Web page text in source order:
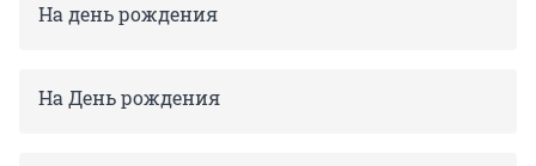
На день рождения
На День рождения